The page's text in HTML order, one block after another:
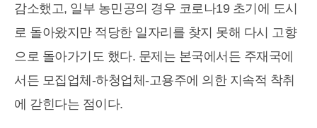
감소했고, 일부 농민공의 경우 코로나19 초기에 도시
로 돌아왔지만 적당한 일자리를 찾지 못해 다시 고향
으로 돌아가기도 했다. 문제는 본국에서든 주재국에
서든 모집업체-하청업체-고용주에 의한 지속적 착취
에 갇힌다는 점이다.